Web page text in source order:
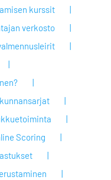
kurssit
verkosto
Scoring